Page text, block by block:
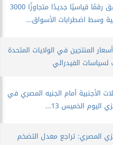
الذهب يحقق رقمًا قياسيًا جديدًا متجاوزًا 3000
وسط اضطرابات الأسواق...
المنتجين في الولايات المتحدة
الفيدرالي
الأجنبية أمام الجنيه المصري في
اليوم الخميس 13...
المصري: تراجع معدل التضخم